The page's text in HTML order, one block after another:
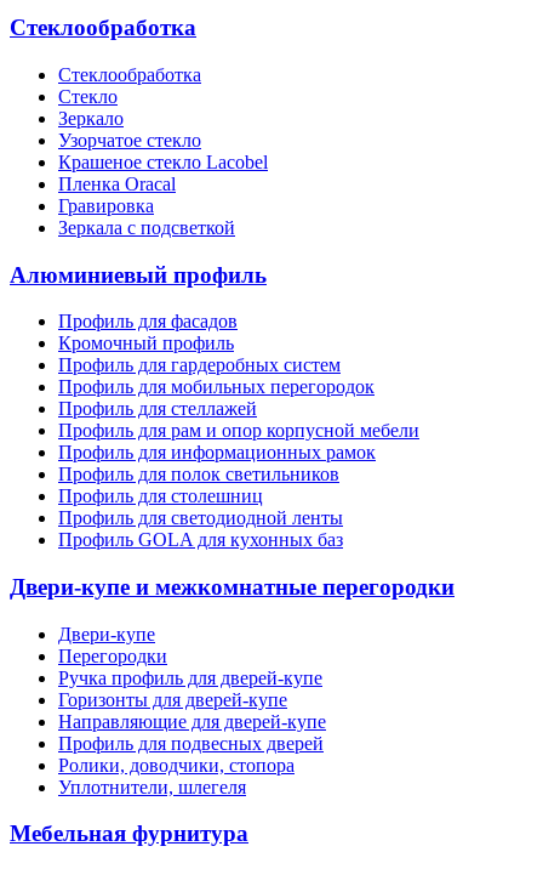
Стеклообработка
Стеклообработка
Стекло
Зеркало
Узорчатое стекло
Крашеное стекло Lacobel
Пленка Oracal
Гравировка
Зеркала с подсветкой
Алюминиевый профиль
Профиль для фасадов
Кромочный профиль
Профиль для гардеробных систем
Профиль для мобильных перегородок
Профиль для стеллажей
Профиль для рам и опор корпусной мебели
Профиль для информационных рамок
Профиль для полок светильников
Профиль для столешниц
Профиль для светодиодной ленты
Профиль GOLA для кухонных баз
Двери-купе и межкомнатные перегородки
Двери-купе
Перегородки
Ручка профиль для дверей-купе
Горизонты для дверей-купе
Направляющие для дверей-купе
Профиль для подвесных дверей
Ролики, доводчики, стопора
Уплотнители, шлегеля
Мебельная фурнитура